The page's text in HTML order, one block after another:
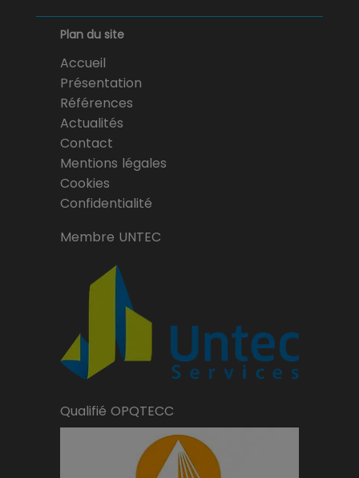
Plan du site
Accueil
Présentation
Références
Actualités
Contact
Mentions légales
Cookies
Confidentialité
Membre UNTEC
Qualifié OPQTECC